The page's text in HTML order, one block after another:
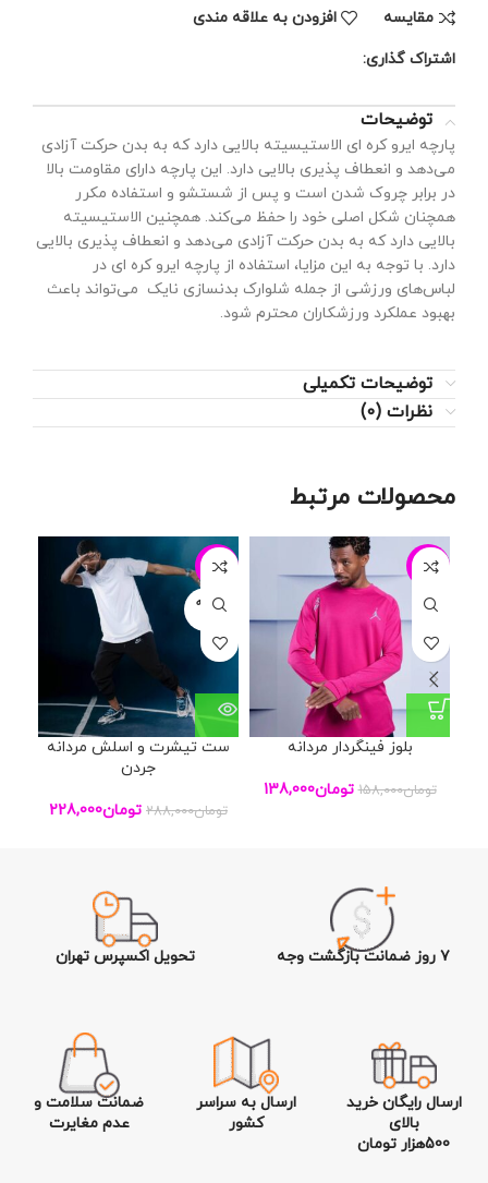
مقايسه افزودن به علاقه مندی
اشتراک گذاری:
توضیحات
پارچه ایرو کره ای الاستیسیته بالایی دارد که به بدن حرکت آزادی
می‌دهد و انعطاف پذیری بالایی دارد. این پارچه دارای مقاومت بالا
در برابر چروک شدن است و پس از شستشو و استفاده مکرر
همچنان شکل اصلی خود را حفظ می‌کند. همچنین الاستیسیته
بالایی دارد که به بدن حرکت آزادی می‌دهد و انعطاف پذیری بالایی
دارد. با توجه به این مزایا، استفاده از پارچه ایرو کره ای در
لباس‌های ورزشی از جمله شلوارک بدنسازی نایک می‌تواند باعث
بهبود عملکرد ورزشکاران محترم شود.
توضیحات تکمیلی
نظرات (0)
محصولات مرتبط
-13%
بلوز فینگردار مردانه
تومان158,000 تومان138,000
-21%
فروخته
ست تیشرت و اسلش مردانه
جردن
تومان288,000 تومان228,000
۷ روز ضمانت بازگشت وجه تحویل اکسپرس تهران
ارسال رایگان خرید
بالای
500هزار تومان
ارسال به سراسر
کشور
ضمانت سلامت و
عدم مغایرت